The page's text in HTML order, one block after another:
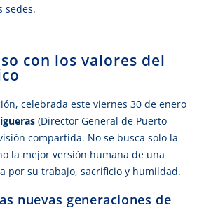
sedes.
con los valores del
celebrada este viernes 30 de enero
(Director General de Puerto
compartida. No se busca solo la
la mejor versión humana de una
por su trabajo, sacrificio y humildad.
nuevas generaciones de